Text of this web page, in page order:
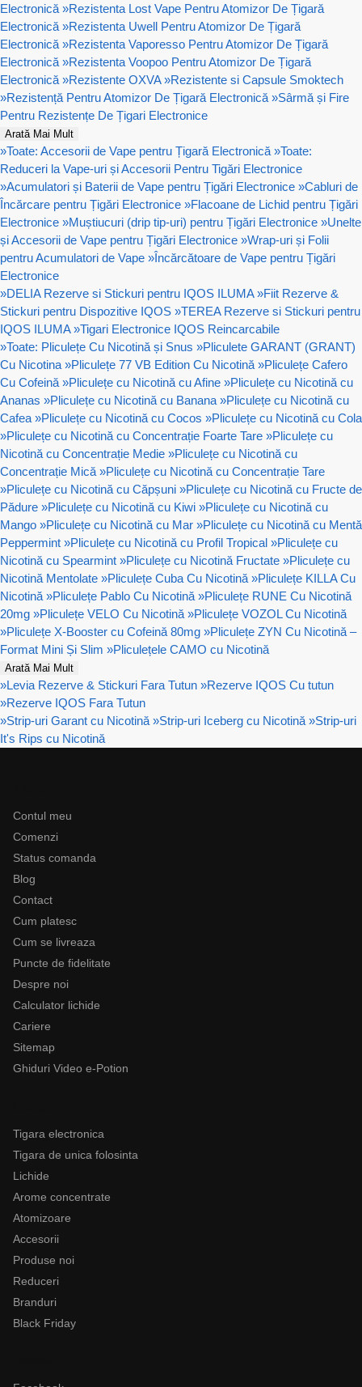
Electronică »Rezistenta Lost Vape Pentru Atomizor De Țigară
Electronică »Rezistenta Uwell Pentru Atomizor De Țigară
Electronică »Rezistenta Vaporesso Pentru Atomizor De Țigară
Electronică »Rezistenta Voopoo Pentru Atomizor De Țigară
Electronică »Rezistente OXVA »Rezistente si Capsule Smoktech
»Rezistență Pentru Atomizor De Țigară Electronică »Sârmă și Fire
Pentru Rezistențe De Țigari Electronice
Arată Mai Mult
»Toate: Accesorii de Vape pentru Țigară Electronică »Toate:
Reduceri la Vape-uri și Accesorii Pentru Tigări Electronice
»Acumulatori și Baterii de Vape pentru Țigări Electronice »Cabluri de
Încărcare pentru Țigări Electronice »Flacoane de Lichid pentru Țigări
Electronice »Muștiucuri (drip tip-uri) pentru Țigări Electronice »Unelte
și Accesorii de Vape pentru Țigări Electronice »Wrap-uri și Folii
pentru Acumulatori de Vape »Încărcătoare de Vape pentru Țigări
Electronice
»DELIA Rezerve si Stickuri pentru IQOS ILUMA »Fiit Rezerve &
Stickuri pentru Dispozitive IQOS »TEREA Rezerve si Stickuri pentru
IQOS ILUMA »Tigari Electronice IQOS Reincarcabile
»Toate: Pliculețe Cu Nicotină și Snus »Pliculete GARANT (GRANT)
Cu Nicotina »Pliculețe 77 VB Edition Cu Nicotină »Pliculețe Cafero
Cu Cofeină »Pliculețe cu Nicotină cu Afine »Pliculețe cu Nicotină cu
Ananas »Pliculețe cu Nicotină cu Banana »Pliculețe cu Nicotină cu
Cafea »Pliculețe cu Nicotină cu Cocos »Pliculețe cu Nicotină cu Cola
»Pliculețe cu Nicotină cu Concentrație Foarte Tare »Pliculețe cu
Nicotină cu Concentrație Medie »Pliculețe cu Nicotină cu
Concentrație Mică »Pliculețe cu Nicotină cu Concentrație Tare
»Pliculețe cu Nicotină cu Căpșuni »Pliculețe cu Nicotină cu Fructe de
Pădure »Pliculețe cu Nicotină cu Kiwi »Pliculețe cu Nicotină cu
Mango »Pliculețe cu Nicotină cu Mar »Pliculețe cu Nicotină cu Mentă
Peppermint »Pliculețe cu Nicotină cu Profil Tropical »Pliculețe cu
Nicotină cu Spearmint »Pliculețe cu Nicotină Fructate »Pliculețe cu
Nicotină Mentolate »Pliculețe Cuba Cu Nicotină »Pliculețe KILLA Cu
Nicotină »Pliculețe Pablo Cu Nicotină »Pliculețe RUNE Cu Nicotină
20mg »Pliculețe VELO Cu Nicotină »Pliculețe VOZOL Cu Nicotină
»Pliculețe X-Booster cu Cofeină 80mg »Pliculețe ZYN Cu Nicotină –
Format Mini Și Slim »Pliculețele CAMO cu Nicotină
Arată Mai Mult
»Levia Rezerve & Stickuri Fara Tutun »Rezerve IQOS Cu tutun
»Rezerve IQOS Fara Tutun
»Strip-uri Garant cu Nicotină »Strip-uri Iceberg cu Nicotină »Strip-uri
It's Rips cu Nicotină
Contul meu
Comenzi
Status comanda
Blog
Contact
Cum platesc
Cum se livreaza
Puncte de fidelitate
Despre noi
Calculator lichide
Cariere
Sitemap
Ghiduri Video e-Potion
Tigara electronica
Tigara de unica folosinta
Lichide
Arome concentrate
Atomizoare
Accesorii
Produse noi
Reduceri
Branduri
Black Friday